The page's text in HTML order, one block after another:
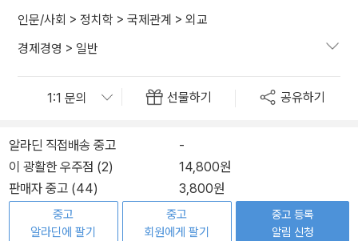
인문/사회 > 정치학 > 국제관계 > 외교
경제경영 > 일반
선물하기 공유하기
알라딘 직접배송 중고
-
이 광활한 우주점 (2)
14,800원
판매자 중고 (44)
3,800원
중고
알라딘에 팔기
중고
회원에게 팔기
중고 등록
알림 신청